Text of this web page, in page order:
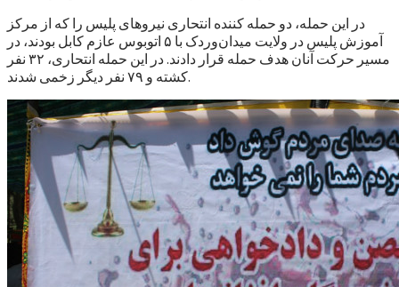
در این حمله، دو حمله کننده انتحاری نیروهای پلیس را که از مرکز
آموزش پلیس در ولایت میدان‌وردک با ۵ اتوبوس عازم کابل بودند، در
مسیر حرکت آنان هدف حمله قرار دادند. در این حمله انتحاری، ۳۲ نفر
کشته و ۷۹ نفر دیگر زخمی شدند.